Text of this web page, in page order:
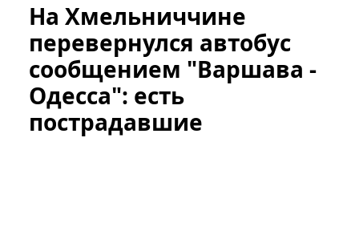
На Хмельниччине
перевернулся автобус
сообщением "Варшава -
Одесса": есть
пострадавшие